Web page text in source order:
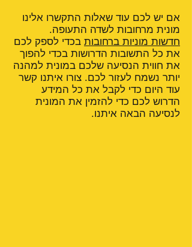
אם יש לכם עוד שאלות התקשרו אלינו
מונית מרחובות לשדה התעופה.
חדשות מוניות ברחובות בכדי לספק לכם
את כל התשובות הדרושות בכדי להפוך
את חווית הנסיעה שלכם במונית למהנה
יותר נשמח לעזור לכם. צורו איתנו קשר
עוד היום כדי לקבל את כל המידע
הדרוש לכם כדי להזמין את המונית
לנסיעה הבאה איתנו.